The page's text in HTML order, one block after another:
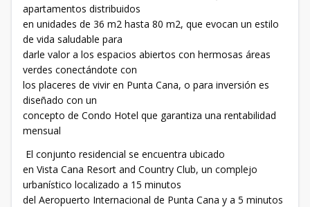
apartamentos distribuidos
en unidades de 36 m2 hasta 80 m2, que evocan un estilo
de vida saludable para
darle valor a los espacios abiertos con hermosas áreas
verdes conectándote con
los placeres de vivir en Punta Cana, o para inversión es
diseñado con un
concepto de Condo Hotel que garantiza una rentabilidad
mensual
El conjunto residencial se encuentra ubicado
en Vista Cana Resort and Country Club, un complejo
urbanístico localizado a 15 minutos
del Aeropuerto Internacional de Punta Cana y a 5 minutos